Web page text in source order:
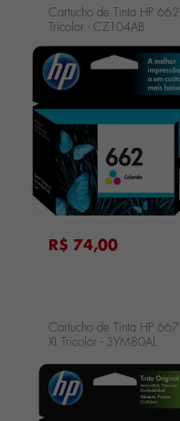
Cartucho de Tinta HP 662
Tricolor - CZ104AB
R$ 74,00
Cartucho de Tinta HP 667
XL Tricolor - 3YM80AL